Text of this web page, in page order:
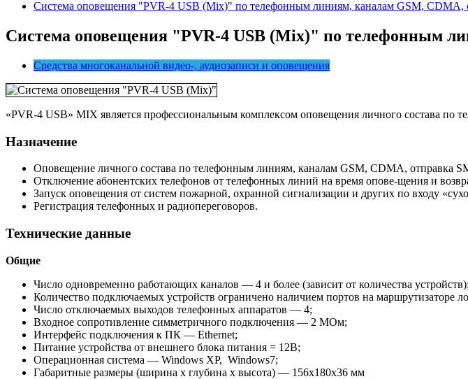
Система оповещения "PVR-4 USB (Mix)" по телефонным линиям, каналам GSM, CDMA,
Система оповещения "PVR-4 USB (Mix)" по телефонным
Средства многоканальной видео-, аудиозаписи и оповещения
«PVR-4 USB» MIX является профессиональным комплексом оповещения личного состава по
Назначение
Оповещение личного состава по телефонным линиям, каналам GSM, CDMA, отправка
Отключение абонентских телефонов от телефонных линий на время опове-щения и
Запуск оповещения от систем пожарной, охранной сигнализации и других по входу
Регистрация телефонных и радиопереговоров.
Технические данные
Общие
Число одновременно работающих каналов — 4 и более (зависит от количества устройств);
Количество подключаемых устройств ограничено наличием портов на маршрутизаторе
Число отключаемых выходов телефонных аппаратов — 4;
Входное сопротивление симметричного подключения — 2 МОм;
Интерфейс подключения к ПК — Ethernet;
Питание устройства от внешнего блока питания = 12В;
Операционная система — Windows XP, Windows7;
Габаритные размеры (ширина х глубина х высота) — 156х180х36 мм